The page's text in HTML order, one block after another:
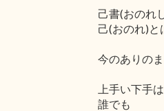
己書(おのれ
己(おのれ)と
今のありの
上手い下手
誰でも